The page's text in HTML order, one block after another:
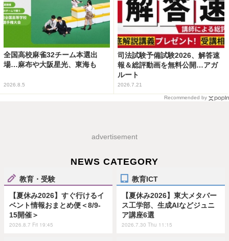
全国高校麻雀32チーム本選出
場…麻布や大阪星光、東海も
2026.8.5
司法試験予備試験2026、解答速
報＆総評動画を無料公開…アガ
ルート
2026.7.21
Recommended by
advertisement
NEWS CATEGORY
教育・受験
【夏休み2026】すぐ行けるイ
ベント情報おまとめ便＜8/9-
15開催＞
2026.8.7 Fri 19:45
教育ICT
【夏休み2026】東大メタバー
ス工学部、生成AIなどジュニ
ア講座6選
2026.7.30 Thu 11:15